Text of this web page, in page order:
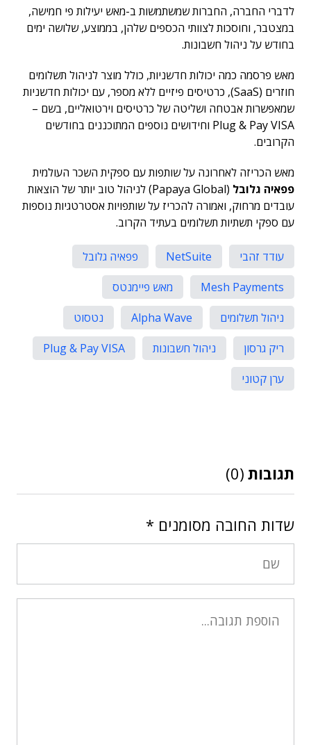
לדברי החברה, החברות שמשתמשות ב-מאש יעילות פי חמישה,
במצטבר, וחוסכות לצוותי הכספים שלהן, בממוצע, שלושה ימים
בחודש על ניהול חשבונות.
מאש פרסמה כמה יכולות חדשניות, כולל מוצר לניהול תשלומים
חוזרים (SaaS), כרטיסים פיזיים ללא מספר, עם יכולות חדשניות
שמאפשרות אבטחה ושליטה של כרטיסים וירטואליים, בשם –
Plug & Pay VISA וחידושים נוספים המתוכננים בחודשים
הקרובים.
מאש הכריזה לאחרונה על שותפות עם ספקית השכר העולמית
פפאיה גלובל
(Papaya Global) לניהול טוב יותר של הוצאות
עובדים מרחוק, ואמורה להכריז על שותפויות אסטרטגיות נוספות
עם ספקי תשתיות תשלומים בעתיד הקרוב.
עודד זהבי NetSuite
פפאיה גלובל
Mesh Payments
מאש פיימנטס
ניהול תשלומים
Alpha Wave
נטסוט
ריק גרסון
ניהול חשבונות
Plug & Pay VISA
ערן קטוני
תגובות (0)
שדות החובה מסומנים *